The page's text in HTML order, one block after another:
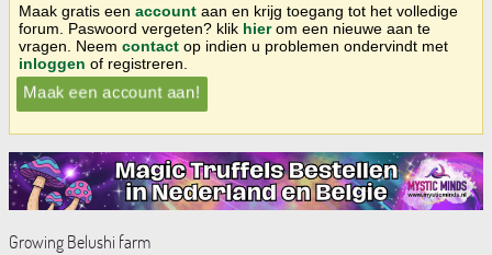
Maak gratis een account aan en krijg toegang tot het volledige
forum. Paswoord vergeten? klik hierom een nieuwe aan te
vragen. Neem contact op indien u problemen ondervindt met
inloggen of registreren.
Maak een account aan!
Growing Belushi farm